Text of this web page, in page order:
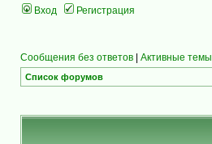
Вход Регистрация
Сообщения без ответов | Активные темы
Список форумов